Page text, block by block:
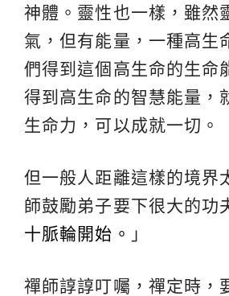
神體。靈性也一樣，雖然
氣，但有能量，一種高生
們得到這個高生命的生命
得到高生命的智慧能量，
生命力，可以成就一切。
但一般人距離這樣的境界
師鼓勵弟子要下很大的功
十脈輪開始。 」
禪師諄諄叮囑，禪定時，